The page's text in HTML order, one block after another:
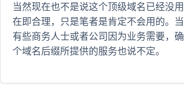
当然现在也不是说这个顶级域名已经没
在即合理，只是笔者是肯定不会用的。
有些商务人士或者公司因为业务需要，
个域名后缀所提供的服务也说不定。